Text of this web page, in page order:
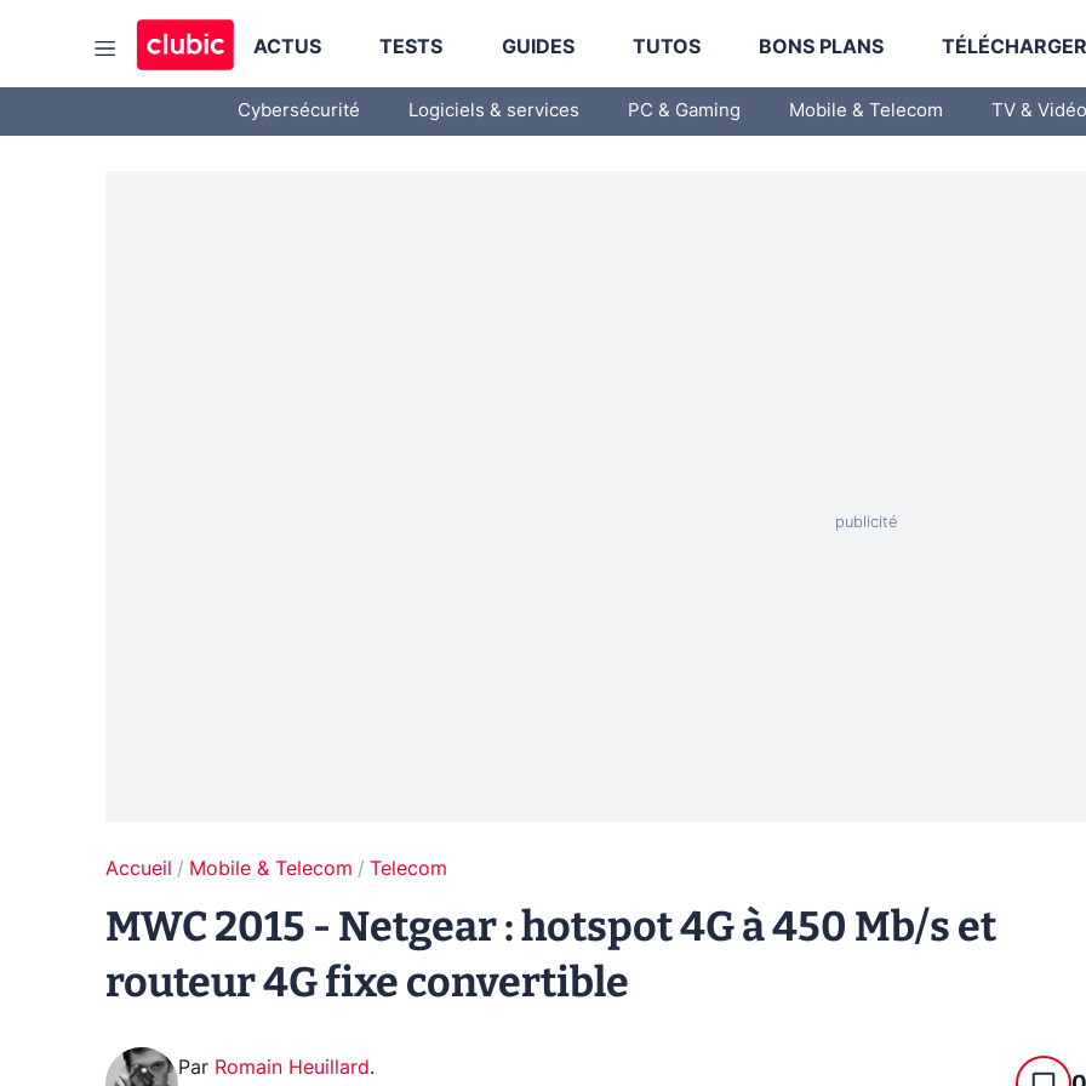
ACTUS TESTS GUIDES TUTOS BONS PLANS
Cybersécurité Logiciels & services PC & Gaming Mobile & Telecom TV & Vidéo
Accueil Mobile & Telecom Telecom
MWC 2015 - Netgear : hotspot 4G à 450 Mb/s et
routeur 4G fixe convertible
Par Romain Heuillard.